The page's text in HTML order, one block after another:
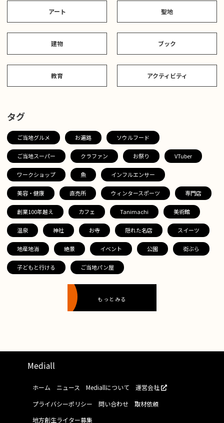
アート 聖地
建物 ブック
教育 アクティビティ
タグ
ご当地グルメ お遍路 ソウルフード
ご当地スーパー クラファン お祭り VTuber
ワークショップ 魚 インフルエンサー
美容・健康 直売所 ウィンタースポーツ 専門店
創業100年越え カフェ Tanimachi 美術館
温泉 神社 お寺 隠れた名店 スイーツ
地産地消 絶景 イベント 公園 街ぶら
子どもと行ける ご当地パン屋
もっとみる
Mediall
ホーム ニュース Mediallについて
運営会社
プライバシーポリシー
問い合わせ
取材依頼
地方創生ライター募集